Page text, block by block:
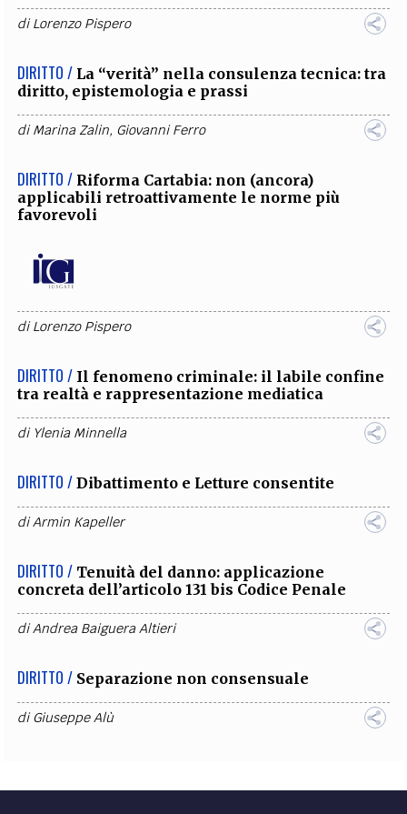
diLorenzo Pispero
DIRITTO / La “verità” nella consulenza tecnica: tra
diritto, epistemologia e prassi
diMarina Zalin, Giovanni Ferro
DIRITTO / Riforma Cartabia: non (ancora)
applicabili retroattivamente le norme più
favorevoli
diLorenzo Pispero
DIRITTO / Il fenomeno criminale: il labile confine
tra realtà e rappresentazione mediatica
di Ylenia Minnella
DIRITTO / Dibattimento e Letture consentite
diArmin Kapeller
DIRITTO / Tenuità del danno: applicazione
concreta dell’articolo 131 bis Codice Penale
diAndrea Baiguera Altieri
DIRITTO / Separazione non consensuale
diGiuseppe Alù